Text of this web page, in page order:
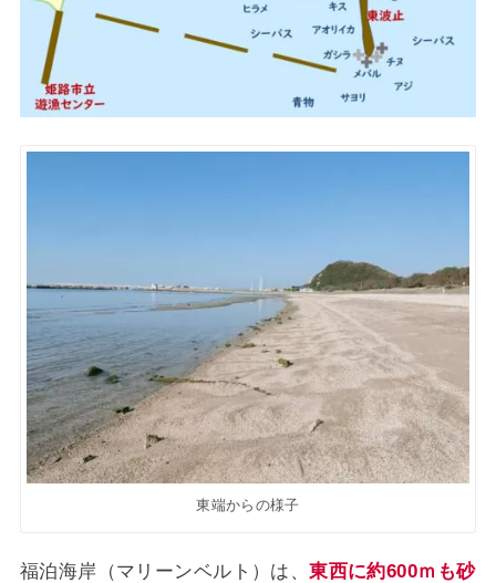
東端からの様子
福泊海岸（マリーンベルト）は、東西に約600ｍも砂